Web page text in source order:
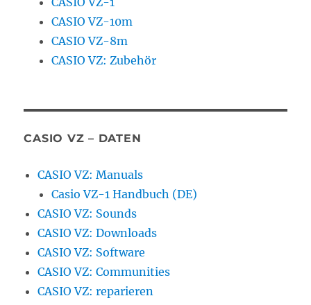
CASIO VZ-10m
CASIO VZ-8m
CASIO VZ: Zubehör
CASIO VZ – DATEN
CASIO VZ: Manuals
Casio VZ-1 Handbuch (DE)
CASIO VZ: Sounds
CASIO VZ: Downloads
CASIO VZ: Software
CASIO VZ: Communities
CASIO VZ: reparieren